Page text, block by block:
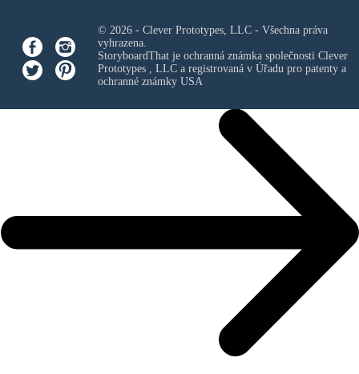
© 2026 - Clever Prototypes, LLC - Všechna práva
vyhrazena.
StoryboardThat je ochranná známka společnosti Clever
Prototypes , LLCa registrovaná v Úřadu pro patenty a
ochranné známky USA